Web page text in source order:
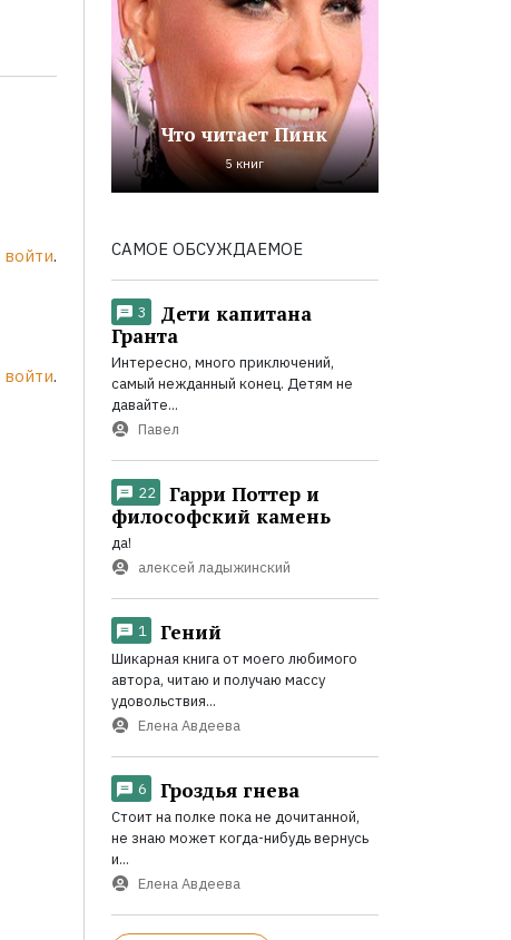
войти.
войти.
Что читает Пинк
5 книг
САМОЕ ОБСУЖДАЕМОЕ
3
Дети капитана
Гранта
Интересно, много приключений,
самый нежданный конец. Детям не
давайте...
Павел
22
Гарри Поттер и
философский камень
да!
алексей ладыжинский
1 Гений
Шикарная книга от моего любимого
автора, читаю и получаю массу
удовольствия...
Елена Авдеева
6 Гроздья гнева
Стоит на полке пока не дочитанной,
не знаю может когда-нибудь вернусь
и...
Елена Авдеева